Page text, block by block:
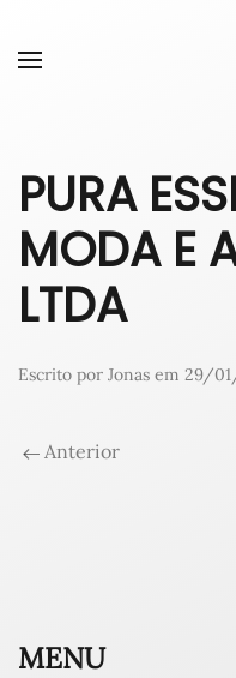
PURA
MODA E
LTDA
Escrito por Jonas em 29/
Anterior
MENU